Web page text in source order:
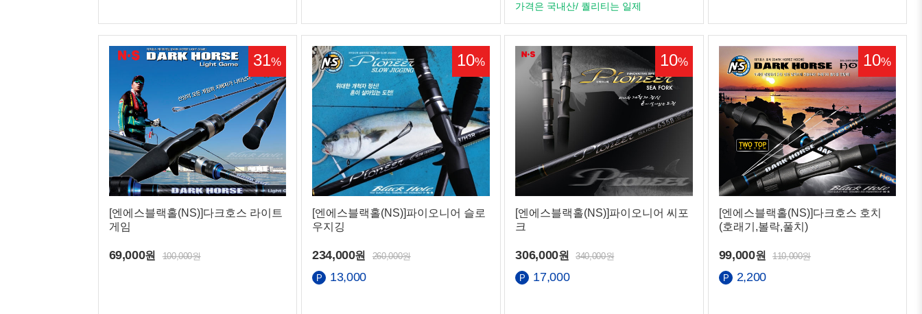
가격은 국내산/ 퀄리티는 일제
[엔에스블랙홀(NS)]다크호스 라이트
게임
69,000원 100,000원
31%
[엔에스블랙홀(NS)]파이오니어 슬로
우지깅
234,000원 260,000원
13,000
10%
[엔에스블랙홀(NS)]파이오니어 씨포
크
306,000원 340,000원
17,000
10%
[엔에스블랙홀(NS)]다크호스 호치
(호래기,볼락,풀치)
99,000원 110,000원
2,200
10%